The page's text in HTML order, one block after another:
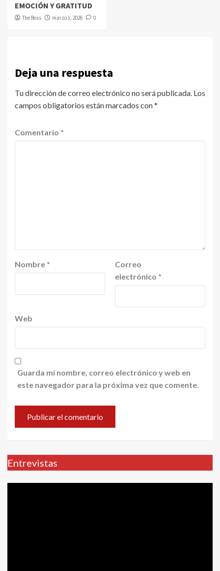
EMOCIÓN Y GRATITUD
The Boss marzo 1, 2026 0
Deja una respuesta
Tu dirección de correo electrónico no será publicada. Los
campos obligatorios están marcados con*
Comentario *
Nombre *
Correo
electrónico *
Web
Guarda mi nombre, correo electrónico y web en
este navegador para la próxima vez que comente.
Entrevistas